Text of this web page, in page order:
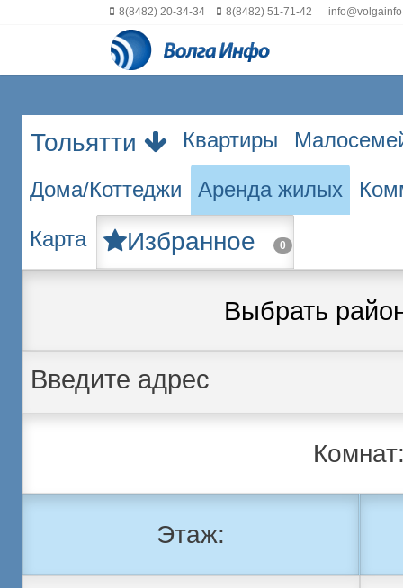
8(8482) 20-34-34 8(8482) 51-71-42
Тольятти Квартиры
Дома/Коттеджи Аренда жилых
Карта Избранное 0
Выбрать
Этаж: